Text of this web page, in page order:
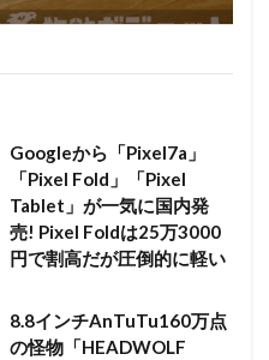
Googleから「Pixel7a」
「Pixel Fold」「Pixel
Tablet」が一気に国内発
売! Pixel Foldは25万3000
円で割高だが圧倒的に軽い
8.8インチAnTuTu160万点
の怪物「HEADWOLF